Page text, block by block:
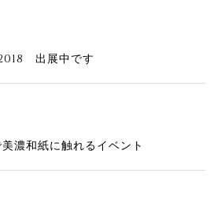
出展中です
濃和紙に触れるイベント